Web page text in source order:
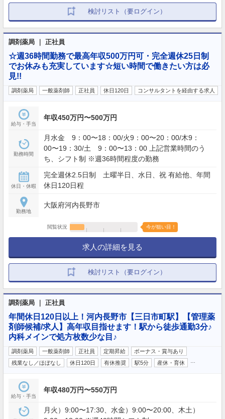
検討リスト（要ログイン）
調剤薬局 ｜ 正社員
☆週36時間勤務で最高年収500万円可・完全週休25日制
でお休みも充実しています☆短い時間で働きたい方は必
見!!
調剤薬局 一般薬剤師 正社員 休日120日 コンサルタントを経由する求人
給与・手当
年収450万円〜500万円
勤務時間
月水金 9：00〜18：00/火9：00〜20：00/木9：
00〜19：30/土 9：00〜13：00 上記営業時間のう
ち、シフト制 ※週36時間程度の勤務
休日・休暇
完全週休2.5日制 土曜半日、水日、祝 有給他、年間
休日120日程
勤務地
大阪府河内長野市
閲覧状況 今が狙い目！
求人の詳細を見る
検討リスト（要ログイン）
調剤薬局 ｜ 正社員
年間休日120日以上！河内長野市【三日市町駅】【管理薬
剤師候補/求人】高年収目指せます！駅から徒歩通勤3分♪
内科メインで処方枚数少な目♪
調剤薬局 一般薬剤師 正社員 定期昇給
ボーナス・賞与あり
残業なし／ほぼなし
休日120日 有休推奨 駅5分 産休・育休
給与・手当
年収480万円〜550万円
月火）9:00〜17:30、水金）9:00〜20:00、木土）